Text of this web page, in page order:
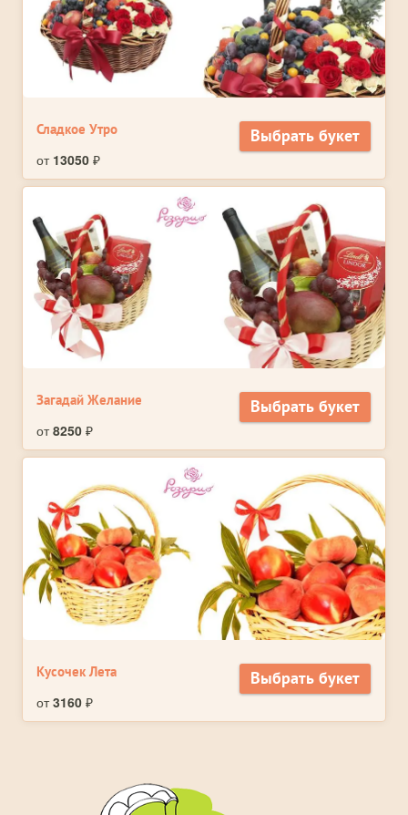
Сладкое Утро
от 13050 ₽
Выбрать букет
Загадай Желание
от8250 ₽
Выбрать букет
Кусочек Лета
от3160 ₽
Выбрать букет